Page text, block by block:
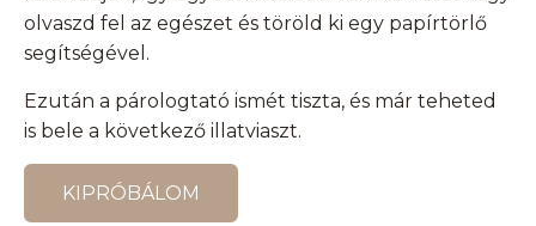
olvaszd fel az egészet és töröld ki egy papírtörlő
segítségével.
Ezután a párologtató ismét tiszta, és már teheted
is bele a következő illatviaszt.
KIPRÓBÁLOM